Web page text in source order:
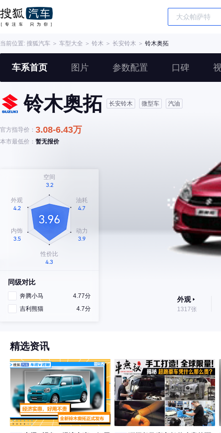
当前位置: 搜狐汽车 ＞ 车型大全 ＞ 铃木 ＞ 长安铃木 ＞ 铃木奥拓
车系首页 图片 参数配置 口碑
铃木奥拓 长安铃木 微型车 汽油
官方指导价： 3.08-6.43万
本市最低价： 暂无报价
同级对比
奔腾小马
4.77分
吉利熊猫
4.7分
外观
1317张
精选资讯